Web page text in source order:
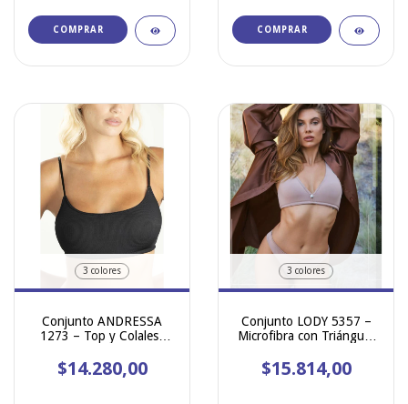
COMPRAR COMPRAR
3 colores
Conjunto ANDRESSA
1273 – Top y Colaless
$14.280,00
3 colores
Conjunto LODY 5357 –
Microfibra con Triángulo
y Cola Less
$15.814,00